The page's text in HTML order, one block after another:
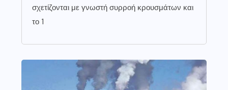
σχετίζονται με γνωστή συρροή κρουσμάτων και
το 1